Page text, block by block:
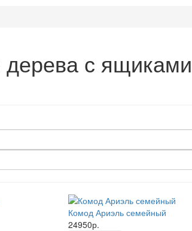
с ящиками
Комод Ариэль семейный
24950р.